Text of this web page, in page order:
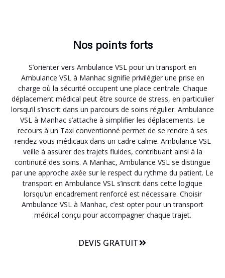
Nos points forts
S’orienter vers Ambulance VSL pour un transport en
Ambulance VSL à Manhac signifie privilégier une prise en
charge où la sécurité occupent une place centrale. Chaque
déplacement médical peut être source de stress, en particulier
lorsqu’il s’inscrit dans un parcours de soins régulier. Ambulance
VSL à Manhac s’attache à simplifier les déplacements. Le
recours à un Taxi conventionné permet de se rendre à ses
rendez-vous médicaux dans un cadre calme. Ambulance VSL
veille à assurer des trajets fluides, contribuant ainsi à la
continuité des soins. A Manhac, Ambulance VSL se distingue
par une approche axée sur le respect du rythme du patient. Le
transport en Ambulance VSL s’inscrit dans cette logique
lorsqu’un encadrement renforcé est nécessaire. Choisir
Ambulance VSL à Manhac, c’est opter pour un transport
médical conçu pour accompagner chaque trajet.
DEVIS GRATUIT